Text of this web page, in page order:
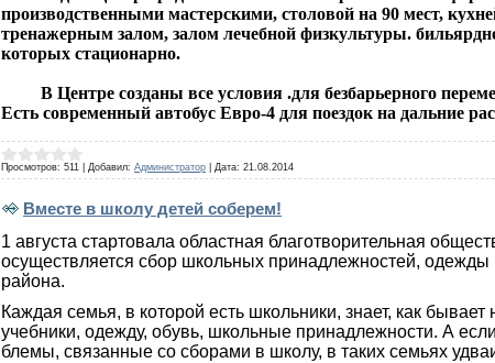
производственными мастерскими, столовой на 90 мест,
тренажерным залом, залом лечебной физкультуры.
которых стационарно.
В Центре созданы все условия .для безбарьерного
Есть современный автобус Евро-4 для поездок на дальние рас
Просмотров: 511 Добавил: Администратор Дата: 21.08.2014
Вместе в школу детей соберем!
1 августа стартовала областная благотворительная
осуществляется сбор школьных принад­лежностей,
района.
Каждая семья, в которой есть школьники, знает, как
учебники, одежду, обувь, школьные принадлежности. А
блемы, связанные со сборами в школу, в таких семьях